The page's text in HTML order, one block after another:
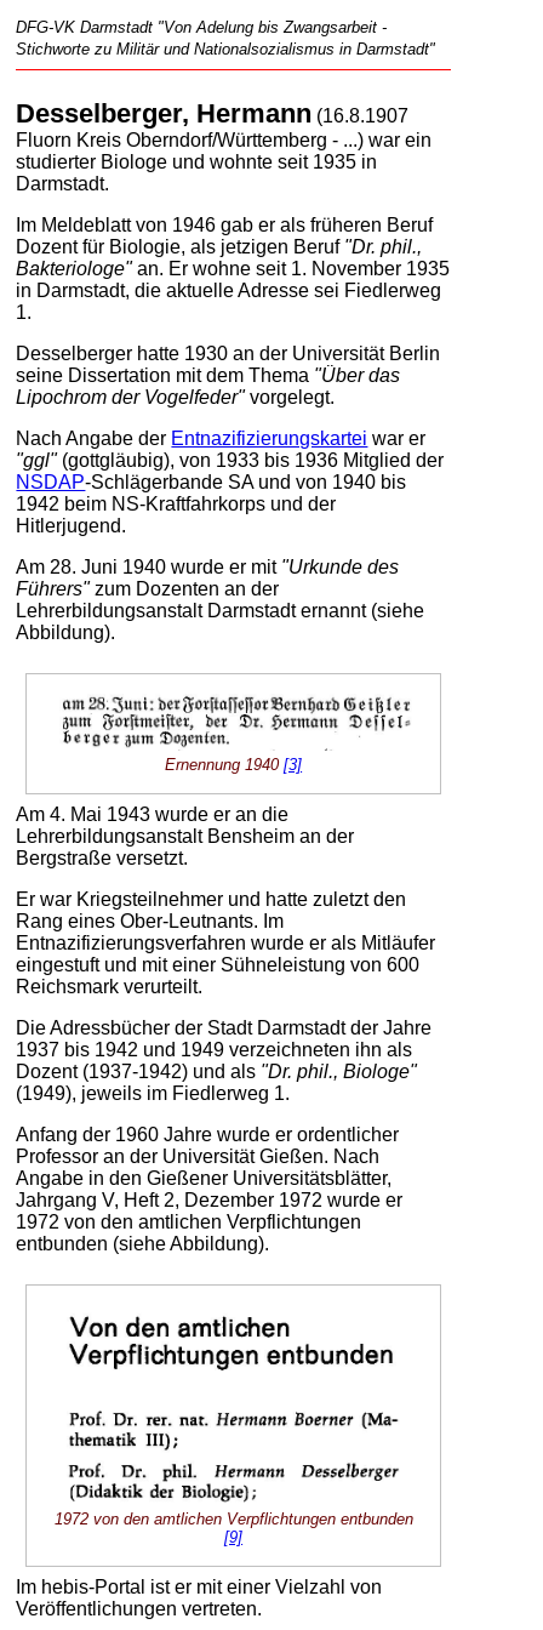
DFG-VK Darmstadt "Von Adelung bis Zwangsarbeit -
Stichworte zu Militär und Nationalsozialismus in Darmstadt"
Desselberger, Hermann (16.8.1907
Fluorn Kreis Oberndorf/Württemberg - ...) war ein
studierter Biologe und wohnte seit 1935 in
Darmstadt.
Im Meldeblatt von 1946 gab er als früheren Beruf
Dozent für Biologie, als jetzigen Beruf "Dr. phil.,
Bakteriologe"an. Er wohne seit 1. November 1935
in Darmstadt, die aktuelle Adresse sei Fiedlerweg
1.
Desselberger hatte 1930 an der Universität Berlin
seine Dissertation mit dem Thema "Über das
Lipochrom der Vogelfeder"vorgelegt.
Nach Angabe der Entnazifizierungskartei war er
"ggl"(gottgläubig), von 1933 bis 1936 Mitglied der
NSDAP-Schlägerbande SA und von 1940 bis
1942 beim NS-Kraftfahrkorps und der
Hitlerjugend.
Am 28. Juni 1940 wurde er mit "Urkunde des
Führers"zum Dozenten an der
Lehrerbildungsanstalt Darmstadt ernannt (siehe
Abbildung).
Ernennung 1940[3]
Am 4. Mai 1943 wurde er an die
Lehrerbildungsanstalt Bensheim an der
Bergstraße versetzt.
Er war Kriegsteilnehmer und hatte zuletzt den
Rang eines Ober-Leutnants. Im
Entnazifizierungsverfahren wurde er als Mitläufer
eingestuft und mit einer Sühneleistung von 600
Reichsmark verurteilt.
Die Adressbücher der Stadt Darmstadt der Jahre
1937 bis 1942 und 1949 verzeichneten ihn als
Dozent (1937-1942) und als "Dr. phil., Biologe"
(1949), jeweils im Fiedlerweg 1.
Anfang der 1960 Jahre wurde er ordentlicher
Professor an der Universität Gießen. Nach
Angabe in den Gießener Universitätsblätter,
Jahrgang V, Heft 2, Dezember 1972 wurde er
1972 von den amtlichen Verpflichtungen
entbunden (siehe Abbildung).
1972 von den amtlichen Verpflichtungen entbunden
[9]
Im hebis-Portal ist er mit einer Vielzahl von
Veröffentlichungen vertreten.